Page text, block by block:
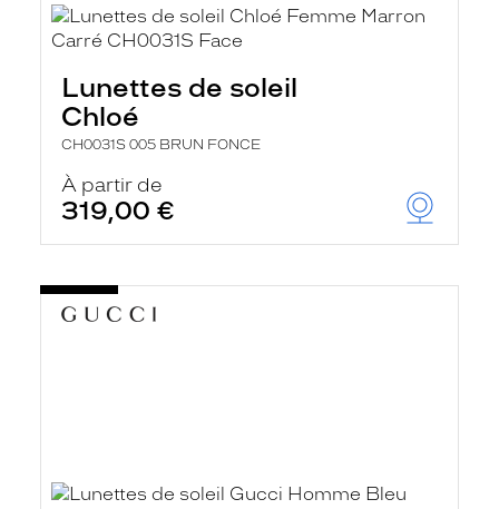
Lunettes de soleil
Chloé
CH0031S 005 BRUN FONCE
À partir de
319,00 €